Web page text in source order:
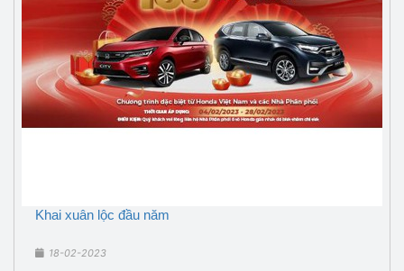
Khai xuân lộc đầu năm
18-02-2023